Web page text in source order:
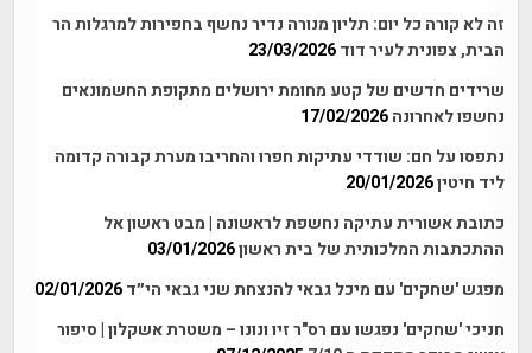
זה לא קורה כל יום: תליון מנורה נדיר נחשף בחפירות למרגלות הר
הבית, צפונית לעיר דוד 23/03/2026
שרידים חדשים של קטע מחומת ירושלים מתקופת החשמונאים
נחשפו לאחרונה 17/02/2026
נתפסו על חם: שודדי עתיקות חפרו והחריבו מערת קבורה קדומה
ליד חיטין20/01/2026
כתובת אשורית עתיקה נחשפת לראשונה | מבט ראשון אל
ההתכתבות המלכותית של בית ראשון03/01/2026
מפגש 'שחקים' עם מיכל גבאי להנצחת שני גבאי הי״ד 02/01/2026
חניכי 'שחקים' נפגשו עם רס"ר זיו ונונו – משטרת אשקלון | סיפור